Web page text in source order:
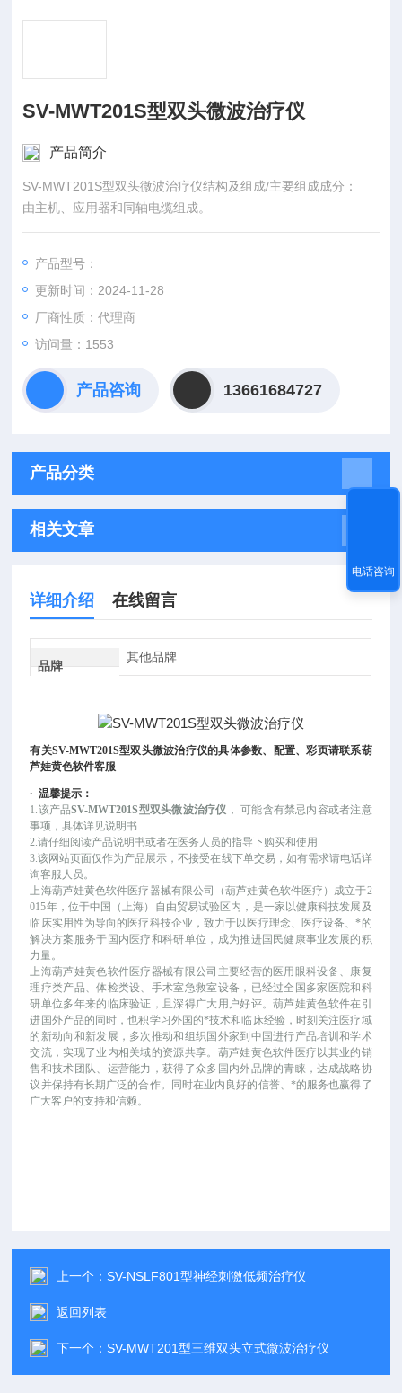
SV-MWT201S型双头微波治疗仪
产品简介
SV-MWT201S型双头微波治疗仪结构及组成/主要组成成分：
由主机、应用器和同轴电缆组成。
产品型号：
更新时间：2024-11-28
厂商性质：代理商
访问量：1553
产品咨询 13661684727
产品分类
相关文章
详细介绍 在线留言
品牌
其他品牌
有关SV-MWT201S型双头微波治疗仪的具体参数、配置、彩页请联系葫
芦娃黄色软件客服
·温馨提示：
1.该产品SV-MWT201S型双头微波治疗仪 ， 可能含有禁忌内容或者注意
事项，具体详见说明书
2.请仔细阅读产品说明书或者在医务人员的指导下购买和使用
3.该网站页面仅作为产品展示，不接受在线下单交易，如有需求请电话详
询客服人员。
上海葫芦娃黄色软件医疗器械有限公司（葫芦娃黄色软件医疗）成立于2
015年，位于中国（上海）自由贸易试验区内，是一家以健康科技发展及
临床实用性为导向的医疗科技企业，致力于以医疗理念、医疗设备、*的
解决方案服务于国内医疗和科研单位，成为推进国民健康事业发展的积
力量。
上海葫芦娃黄色软件医疗器械有限公司主要经营的医用眼科设备、康复
理疗类产品、体检类设、手术室急救室设备，已经过全国多家医院和科
研单位多年来的临床验证，且深得广大用户好评。葫芦娃黄色软件在引
进国外产品的同时，也积学习外国的*技术和临床经验，时刻关注医疗域
的新动向和新发展，多次推动和组织国外家到中国进行产品培训和学术
交流，实现了业内相关域的资源共享。葫芦娃黄色软件医疗以其业的销
售和技术团队、运营能力，获得了众多国内外品牌的青睐，达成战略协
议并保持有长期广泛的合作。同时在业内良好的信誉、*的服务也赢得了
广大客户的支持和信赖。
上一个：SV-NSLF801型神经刺激低频治疗仪
返回列表
下一个：SV-MWT201型三维双头立式微波治疗仪
电话咨询